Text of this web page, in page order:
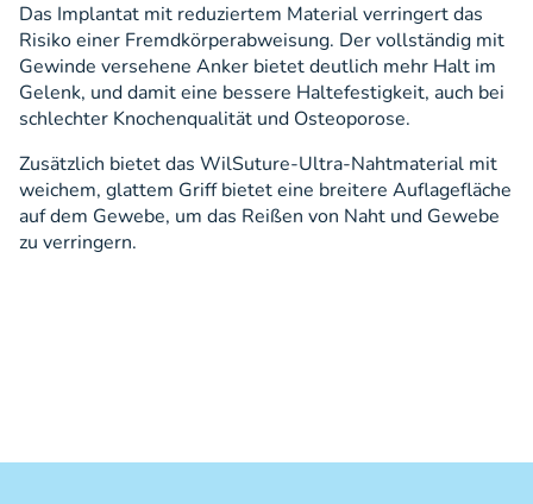
Das Implantat mit reduziertem Material verringert das
Risiko einer Fremdkörperabweisung. Der vollständig mit
Gewinde versehene Anker bietet deutlich mehr Halt im
Gelenk, und damit eine bessere Haltefestigkeit, auch bei
schlechter Knochenqualität und Osteoporose.
Zusätzlich bietet das WilSuture-Ultra-Nahtmaterial mit
weichem, glattem Griff bietet eine breitere Auflagefläche
auf dem Gewebe, um das Reißen von Naht und Gewebe
zu verringern.